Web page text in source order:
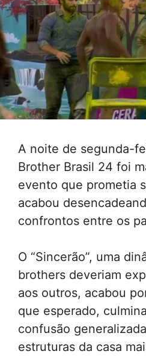
A noite de segunda-
Brother Brasil 24 foi
evento que prometia
acabou
confrontos entre os
O “Sincerão”, uma
brothers deveriam
aos outros, acabou
que esperado,
confusão
estruturas da casa